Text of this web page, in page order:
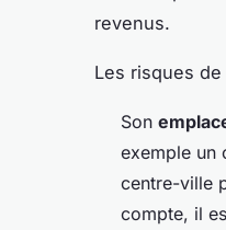
revenus.
Les risques
Son
exemple un
centre-ville
compte, il